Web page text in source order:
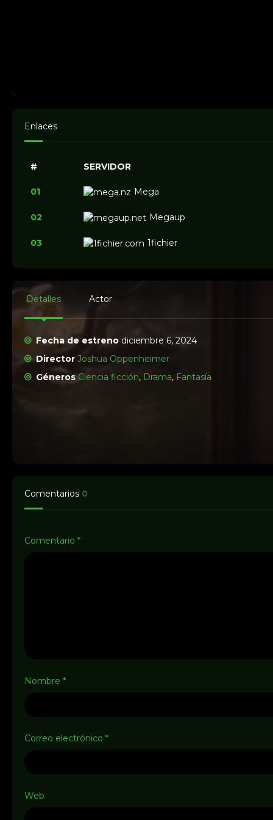
Enlaces
# SERVIDOR
01 Mega
02 Megaup
03 1fichier
Detalles Actor
Fecha de estreno diciembre 6, 2024
Director Joshua Oppenheimer
Géneros Ciencia ficción, Drama, Fantasía
Comentarios 0
Comentario *
Nombre *
Correo electrónico *
Web